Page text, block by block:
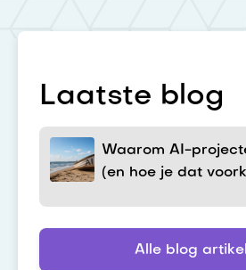
Laatste blog
Waarom AI-
(en hoe je dat
Alle blog